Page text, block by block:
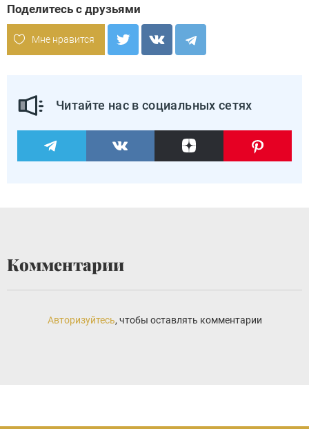
Поделитесь с друзьями
Мне нравится
Читайте нас в социальных сетях
Комментарии
Авторизуйтесь, чтобы оставлять комментарии